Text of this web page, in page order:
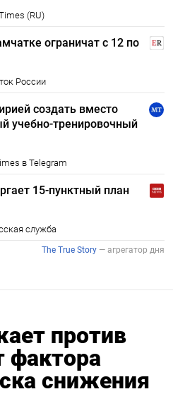
против
фактора
снижения